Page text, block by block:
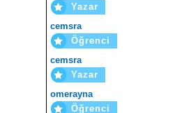
Yazar
cemsra
Öğrenci
cemsra
Yazar
omerayna
Öğrenci